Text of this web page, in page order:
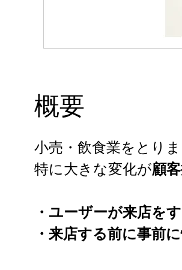
概要
小売・飲食業をとり
特に大きな変化が顧
・ユーザーが来店を
・来店する前に事前